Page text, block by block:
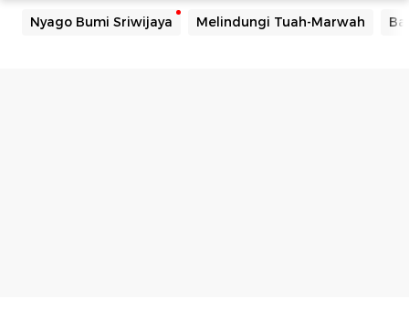
Nyago Bumi Sriwijaya Melindungi Tuah-Marwah